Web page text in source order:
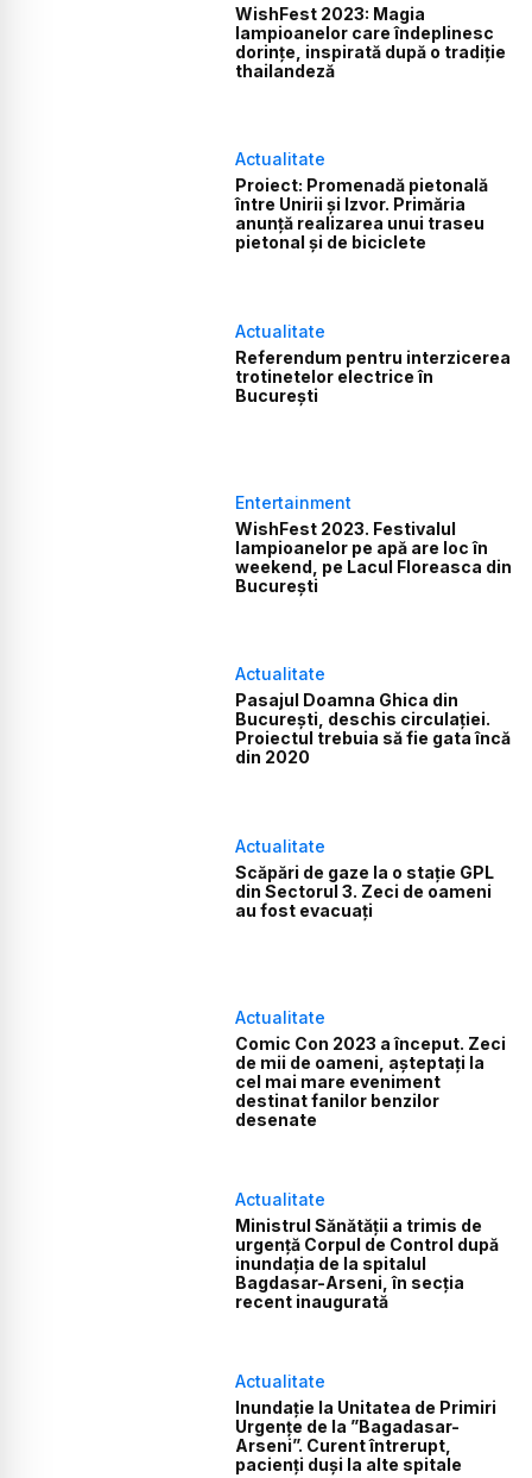
WishFest 2023: Magia
lampioanelor care îndeplinesc
dorințe, inspirată după o tradiție
thailandeză
Actualitate
Proiect: Promenadă pietonală
între Unirii și Izvor. Primăria
anunță realizarea unui traseu
pietonal și de biciclete
Actualitate
Referendum pentru interzicerea
trotinetelor electrice în
București
Entertainment
WishFest 2023. Festivalul
lampioanelor pe apă are loc în
weekend, pe Lacul Floreasca din
București
Actualitate
Pasajul Doamna Ghica din
București, deschis circulației.
Proiectul trebuia să fie gata încă
din 2020
Actualitate
Scăpări de gaze la o stație GPL
din Sectorul 3. Zeci de oameni
au fost evacuați
Actualitate
Comic Con 2023 a început. Zeci
de mii de oameni, așteptați la
cel mai mare eveniment
destinat fanilor benzilor
desenate
Actualitate
Ministrul Sănătății a trimis de
urgență Corpul de Control după
inundația de la spitalul
Bagdasar-Arseni, în secția
recent inaugurată
Actualitate
Inundație la Unitatea de Primiri
Urgențe de la ”Bagadasar-
Arseni”. Curent întrerupt,
pacienți duși la alte spitale